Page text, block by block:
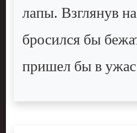
лапы. Взглянув
бросился бы
пришел бы в